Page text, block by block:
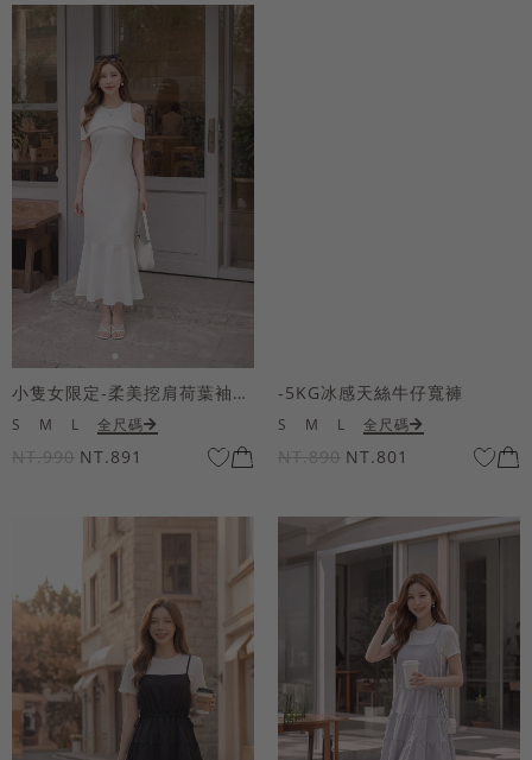
小隻女限定-柔美挖肩荷葉袖魚尾長洋裝
S M L 全尺碼
NT.990 NT.891
-5KG冰感天絲牛仔寬褲
S M L 全尺碼
NT.890 NT.801